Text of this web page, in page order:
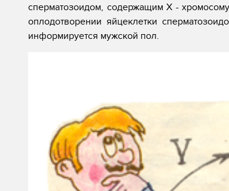
сперматозоидом, содержащим X -
оплодотворении яйцеклетки
информируется мужской пол.